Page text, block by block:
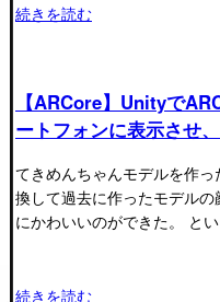
続きを読む
【ARCore】Unityで
ートフォンに表示させ
てきめんちゃんモデルを作
換して過去に作ったモデル
にかわいいのができた。 と
続きを読む